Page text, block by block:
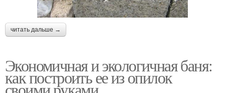
читать дальше →
Экономичная и экологичная баня:
как построить ее из опилок